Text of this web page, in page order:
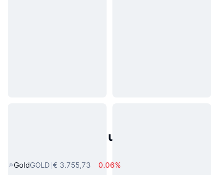
Populaire activa uit de echte
GoldGOLD € 3.755,73
0.06%